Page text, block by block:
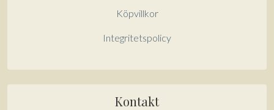
Köpvillkor
Integritetspolicy
Kontakt